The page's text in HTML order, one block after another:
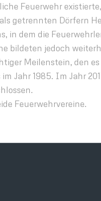
Feuerwehr
getrennten Dörfern
in dem die
bildeten jedoch
Meilenstein, den
Jahr 1985. Im Jahr
Feuerwehrvereine.